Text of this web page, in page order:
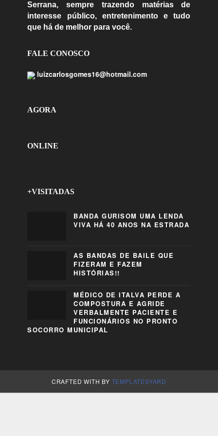
Serrana, sempre trazendo matérias de
interesse público, entretenimento e tudo
que há de melhor para você.
FALE CONOSCO
luizcarlosgomes16@hotmail.com
AGORA
ONLINE
+VISITADAS
BANDA GURISOM UMA LENDA
VIVA HÁ 40 ANOS NA ESTRADA
AS BANDAS DE BAILE QUE
FIZERAM E FAZEM
HISTÓRIAS!!
MÉDICO DE ITALVA PERDE A
COMPOSTURA E AGRIDE
VERBALMENTE PACIENTE E
FUNCIONÁRIOS NO PRONTO
SOCORRO MUNICIPAL
CRAFTED WITH BY TEMPLATESYARD